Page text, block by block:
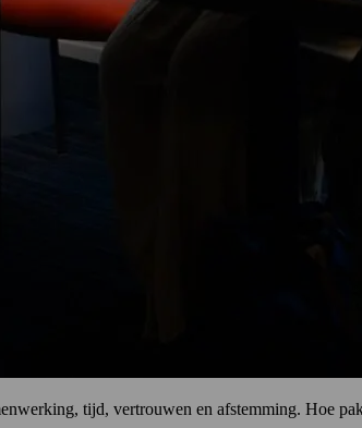
tijd, vertrouwen en afstemming. Hoe